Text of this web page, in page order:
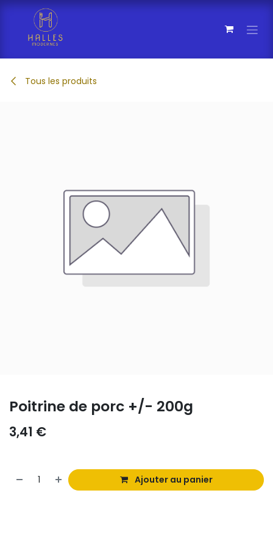
Se rendre au contenu
Tous les produits
Poitrine de porc +/- 200g
3,41 €
Ajouter au panier